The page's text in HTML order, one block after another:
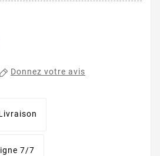
Donnez votre avis
7/7